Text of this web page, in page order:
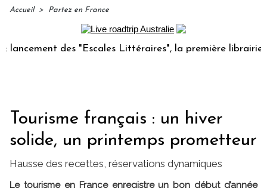
Accueil > Partez en France
des "Escales Littéraires", la première librairie du
Tourisme français : un hiver
solide, un printemps prometteur
Hausse des recettes, réservations dynamiques
Le tourisme en France enregistre un bon début d’année